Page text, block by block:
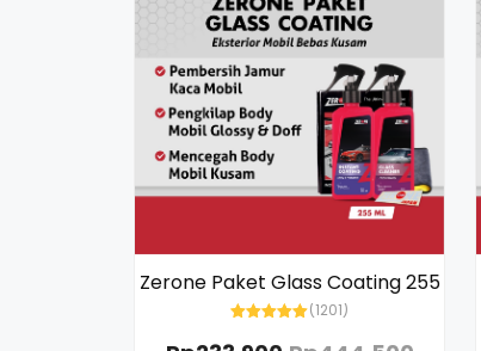
Zerone Paket Glass Coating 255
out of 5
(1201)